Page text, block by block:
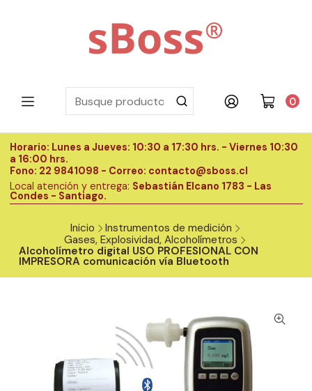
0
Horario: Lunes a Jueves: 10:30 a 17:30 hrs. - Viernes 10:30
a 16:00 hrs.
Fono: 22 9841098 - Correo: contacto@sboss.cl
Local atención y entrega: Sebastián Elcano 1783 - Las
Condes - Santiago.
Inicio
Instrumentos de medición
Gases, Explosividad, Alcoholímetros
Alcoholímetro digital USO PROFESIONAL CON
IMPRESORA comunicación vía Bluetooth